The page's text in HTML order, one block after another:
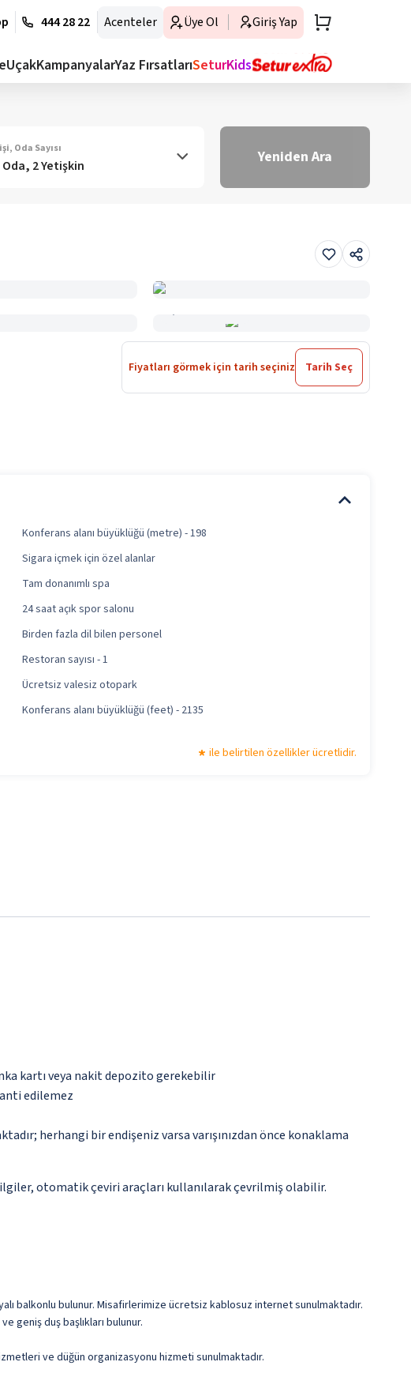
444 28 22 Acenteler Üye Ol Giriş Yap
UçakKampanyalarYaz FırsatlarıSeturKids
Oda Sayısı
Oda, 2 Yetişkin Yeniden Ara
Fiyatları görmek için tarih seçiniz Tarih Seç
Konferans alanı büyüklüğü (metre) - 198
Sigara içmek için özel alanlar
Tam donanımlı spa
24 saat açık spor salonu
Birden fazla dil bilen personel
Restoran sayısı - 1
Ücretsiz valesiz otopark
Konferans alanı büyüklüğü (feet) - 2135
ile belirtilen özellikler ücretlidir.
kartı veya nakit depozito gerekebilir
edilemez
herhangi bir endişeniz varsa varışınızdan önce konaklama
otomatik çeviri araçları kullanılarak çevrilmiş olabilir.
balkonlu bulunur. Misafirlerimize ücretsiz kablosuz internet sunulmaktadır.
geniş duş başlıkları bulunur.
ve düğün organizasyonu hizmeti sunulmaktadır.